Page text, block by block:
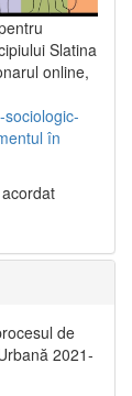
Slatina
online,
în
de
2021‐